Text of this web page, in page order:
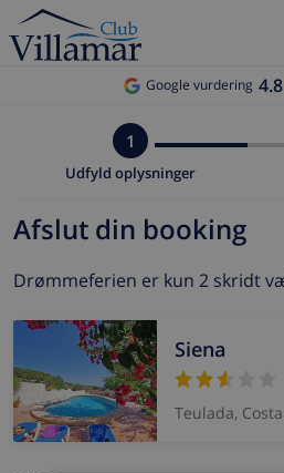
Google vurdering 4.8
1
Udfyld oplysninger
Afslut din booking
Drømmeferien er kun 2 skridt
Siena
Teulada,